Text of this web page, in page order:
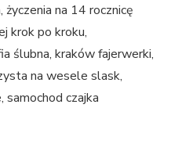
na 14 rocznicę
krok po kroku,
ślubna, kraków fajerwerki,
na wesele slask,
samochod czajka